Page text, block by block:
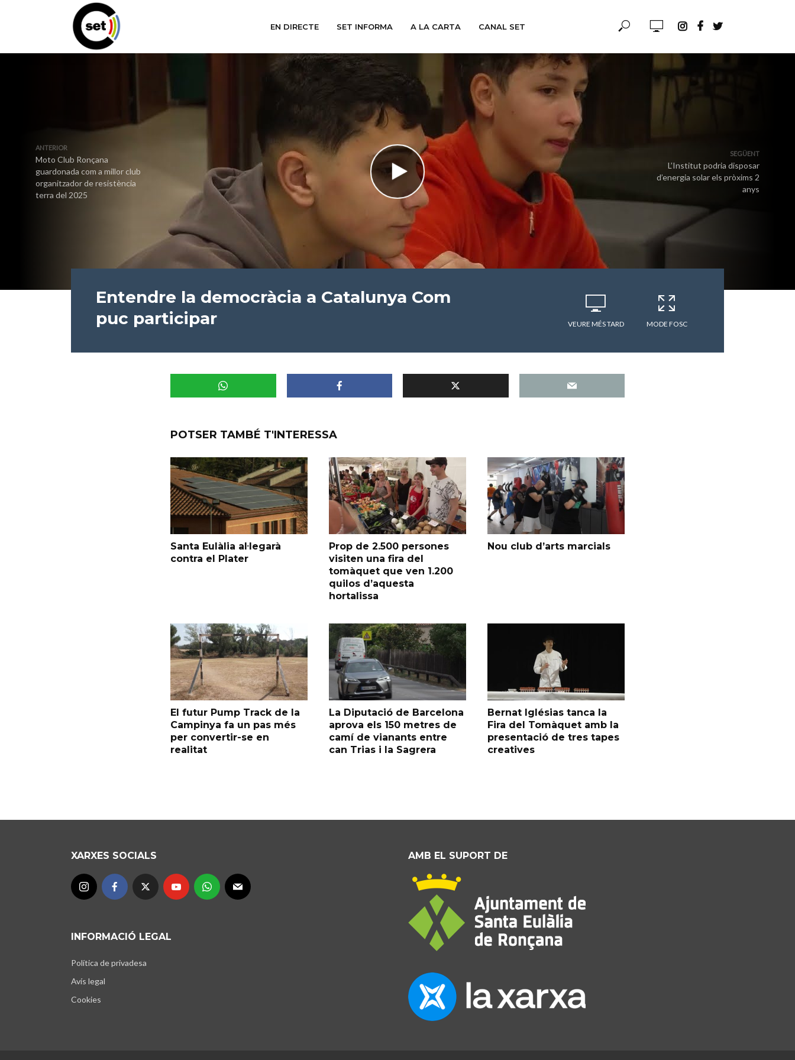
EN DIRECTE SET INFORMA A LA CARTA CANAL SET
ANTERIOR
Moto Club Ronçana
guardonada com a millor club
organitzador de resistència
terra del 2025
SEGÜENT
L’Institut podria disposar
d’energia solar els pròxims 2
anys
Entendre la democràcia a Catalunya Com
puc participar
VEURE MÉS TARD MODE FOSC
POTSER TAMBÉ T'INTERESSA
Santa Eulàlia al·legarà
contra el Plater
Prop de 2.500 persones
visiten una fira del
tomàquet que ven 1.200
quilos d’aquesta
hortalissa
Nou club d’arts marcials
El futur Pump Track de la
Campinya fa un pas més
per convertir-se en
realitat
La Diputació de Barcelona
aprova els 150 metres de
camí de vianants entre
can Trias i la Sagrera
Bernat Iglésias tanca la
Fira del Tomàquet amb la
presentació de tres tapes
creatives
XARXES SOCIALS
INFORMACIÓ LEGAL
Política de privadesa
Avís legal
Cookies
AMB EL SUPORT DE